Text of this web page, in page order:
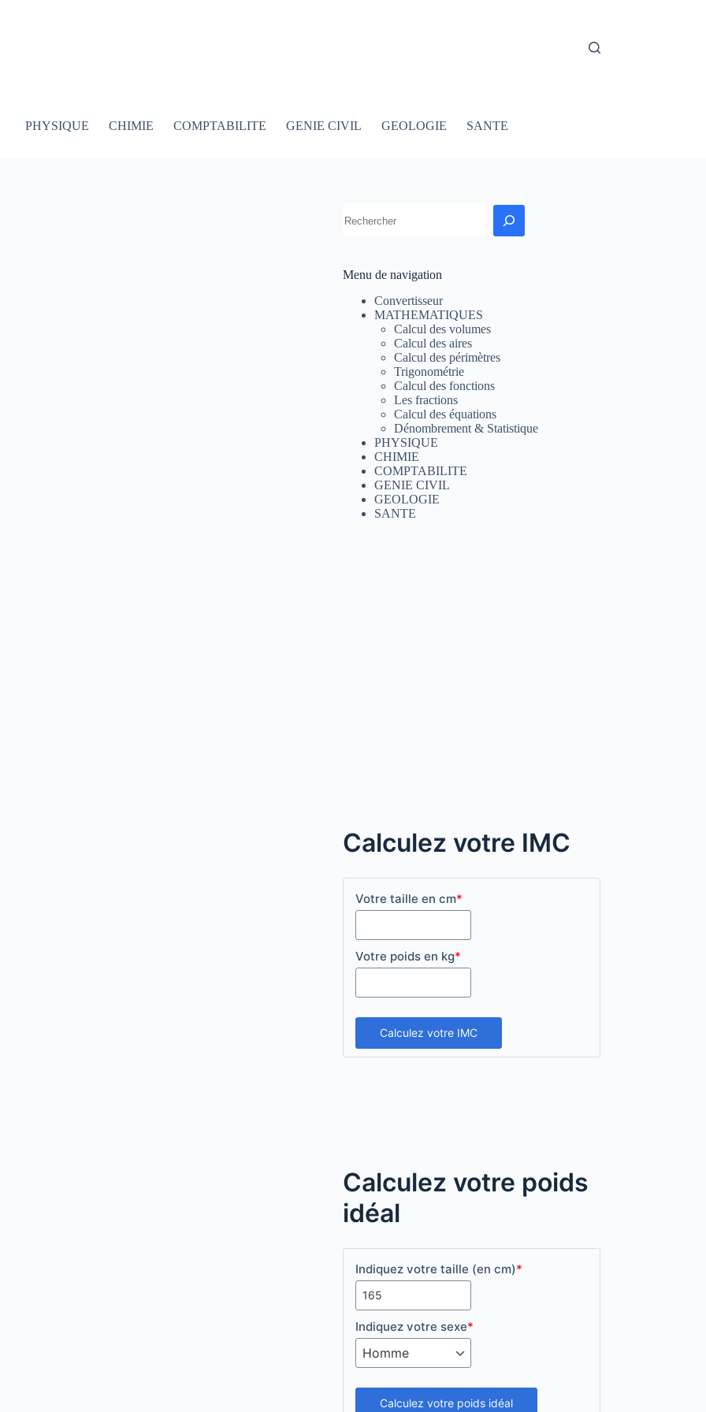
PHYSIQUE CHIMIE COMPTABILITE GENIE CIVIL GEOLOGIE SANTE
Menu de navigation
Convertisseur
MATHEMATIQUES
Calcul des volumes
Calcul des aires
Calcul des périmètres
Trigonométrie
Calcul des fonctions
Les fractions
Calcul des équations
Dénombrement & Statistique
PHYSIQUE
CHIMIE
COMPTABILITE
GENIE CIVIL
GEOLOGIE
SANTE
Calculez votre IMC
Votre taille en cm*
Votre poids en kg*
Calculez votre IMC
Calculez votre poids
idéal
Indiquez votre taille (en cm)*
Indiquez votre sexe*
Calculez votre poids idéal